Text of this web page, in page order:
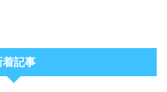
着記事